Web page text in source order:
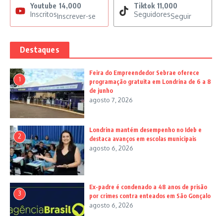
Youtube 14,000
InscritosInscrever-se
Tiktok 11,000
SeguidoresSeguir
Destaques
1
Feira do Empreendedor Sebrae oferece
programação gratuita em Londrina de 6 a 8
de junho
agosto 7, 2026
2
Londrina mantém desempenho no Ideb e
destaca avanços em escolas municipais
agosto 6, 2026
3
Ex-padre é condenado a 48 anos de prisão
por crimes contra enteados em São Gonçalo
agosto 6, 2026